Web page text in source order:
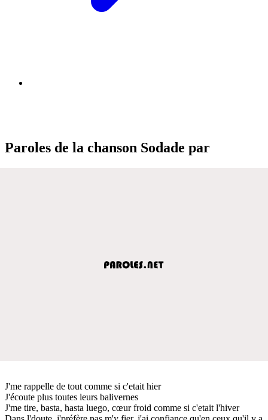
Paroles de la chanson Sodade par
J'me rappelle de tout comme si c'etait hier
J'écoute plus toutes leurs balivernes
J'me tire, basta, hasta luego, cœur froid comme si c'etait l'hiver